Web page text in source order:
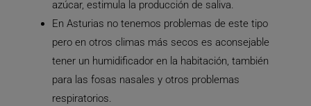
azúcar, estimula la producción de saliva.
En Asturias no tenemos problemas de este tipo
pero en otros climas más secos es aconsejable
tener un humidificador en la habitación, también
para las fosas nasales y otros problemas
respiratorios.